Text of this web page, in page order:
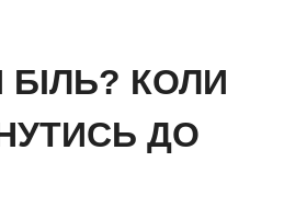
КОЛИ
ДО